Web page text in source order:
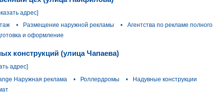
адрес]
• Размещение наружной рекламы •
Агентства по рекламе полного
и оформление
конструкций (улица Чапаева)
адрес]
Наружная реклама • Роллердромы •
Надувные конструкции